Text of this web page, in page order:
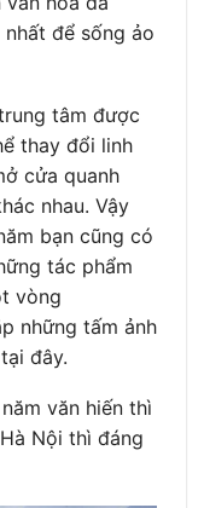
để sống ảo
tâm được
thay đổi linh
cửa quanh
nhau. Vậy
bạn cũng có
tác phẩm
vòng
những tấm ảnh
đây.
văn hiến thì
Nội thì đáng